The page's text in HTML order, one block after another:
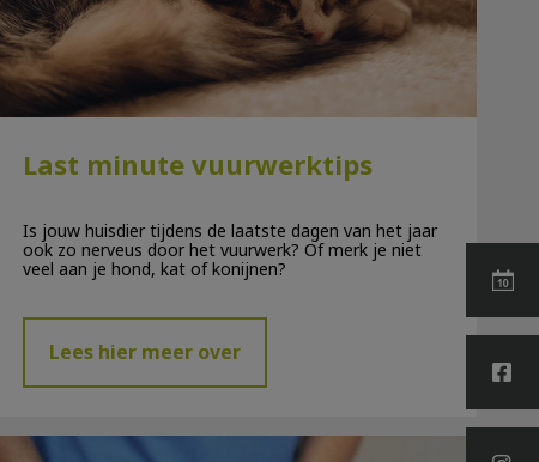
Last minute vuurwerktips
Is jouw huisdier tijdens de laatste dagen van het jaar
ook zo nerveus door het vuurwerk? Of merk je niet
veel aan je hond, kat of konijnen?
Lees hier meer over
Chippen en registreren honden